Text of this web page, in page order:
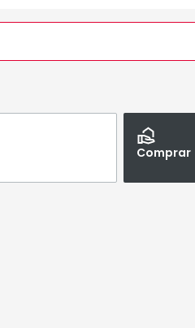
Comprar